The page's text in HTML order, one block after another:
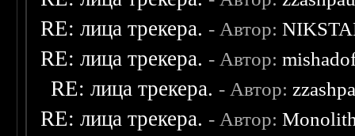
RE: лица трекера. - Автор:
RE: лица трекера. - Автор:
RE: лица трекера. - Автор:
RE: лица трекера. - Автор: